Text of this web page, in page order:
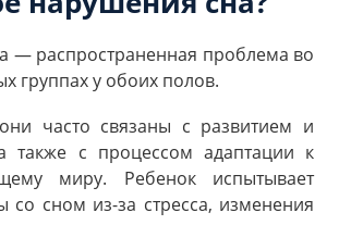
— распространенная проблема во
группах у обоих полов.
часто связаны с развитием и
также с процессом адаптации к
миру. Ребенок испытывает
со сном из-за стресса, изменения